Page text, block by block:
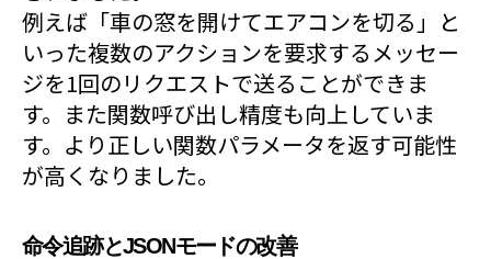
例えば「車の窓を開けてエアコンを切る」と
いった複数のアクションを要求するメッセー
ジを1回のリクエストで送ることができま
す。また関数呼び出し精度も向上していま
す。より正しい関数パラメータを返す可能性
が高くなりました。
命令追跡とJSONモードの改善